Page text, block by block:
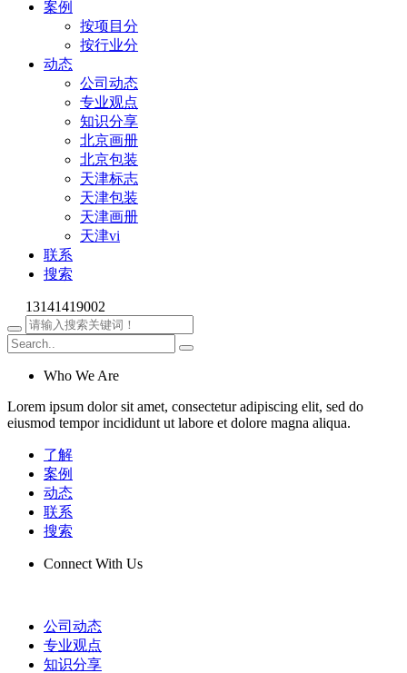
案例
按项目分
按行业分
动态
公司动态
专业观点
知识分享
北京画册
北京包装
天津标志
天津包装
天津画册
天津vi
联系
搜索
13141419002
Who We Are
Lorem ipsum dolor sit amet, consectetur adipiscing elit, sed do
eiusmod tempor incididunt ut labore et dolore magna aliqua.
了解
案例
动态
联系
搜索
Connect With Us
公司动态
专业观点
知识分享